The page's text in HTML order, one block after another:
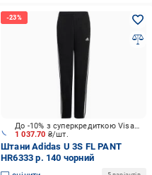
1 037.70 ₴/шт.
До -10% з суперкредиткою Visa Вигода
Штани Adidas U 3S FL PANT
HR6333 р. 140 чорний